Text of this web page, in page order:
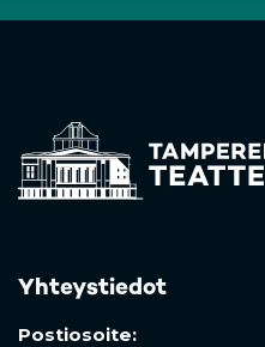
Yhteystiedot
Postiosoite: